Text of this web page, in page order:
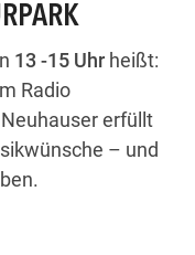
13 -15 Uhr heißt:
Radio
erfüllt
– und